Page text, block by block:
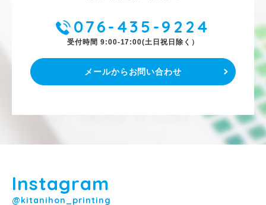
076-435-9224
受付時間 9:00-17:00(土日祝日除く）
メールからお問い合わせ
Instagram
@kitanihon_printing